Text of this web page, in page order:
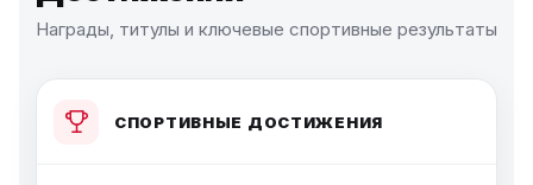
Награды, титулы и ключевые спортивные результаты
СПОРТИВНЫЕ ДОСТИЖЕНИЯ